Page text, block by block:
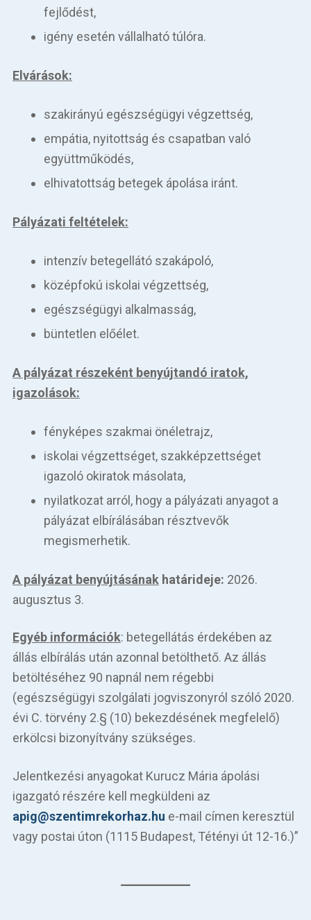
fejlődést,
igény esetén vállalható túlóra.
Elvárások:
szakirányú egészségügyi végzettség,
empátia, nyitottság és csapatban való
együttműködés,
elhivatottság betegek ápolása iránt.
Pályázati feltételek:
intenzív betegellátó szakápoló,
középfokú iskolai végzettség,
egészségügyi alkalmasság,
büntetlen előélet.
A pályázat részeként benyújtandó iratok,
igazolások:
fényképes szakmai önéletrajz,
iskolai végzettséget, szakképzettséget
igazoló okiratok másolata,
nyilatkozat arról, hogy a pályázati anyagot a
pályázat elbírálásában résztvevők
megismerhetik.
A pályázat benyújtásának határideje: 2026.
augusztus 3.
Egyéb információk: betegellátás érdekében az
állás elbírálás után azonnal betölthető. Az állás
betöltéséhez 90 napnál nem régebbi
(egészségügyi szolgálati jogviszonyról szóló 2020.
évi C. törvény 2.§ (10) bekezdésének megfelelő)
erkölcsi bizonyítvány szükséges.
Jelentkezési anyagokat Kurucz Mária ápolási
igazgató részére kell megküldeni az
apig@szentimrekorhaz.hu e-mail címen keresztül
vagy postai úton (1115 Budapest, Tétényi út 12-16.)”